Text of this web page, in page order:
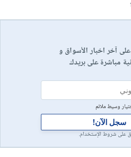
آخر اخبار الأسواق و
مباشرة على بريدك
وسيط ملائم
سجل الآن!
على شروط الإستخدام.